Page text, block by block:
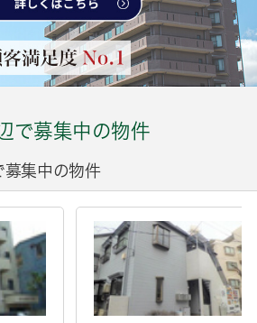
で募集中の物件
募集中の物件